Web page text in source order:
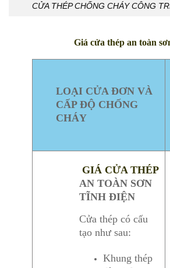
CỬA THÉP CHỐNG CHÁY CÔNG
Giá cửa thép an toàn
LOẠI CỬA ĐƠN VÀ
CẤP ĐỘ CHỐNG
CHÁY
GIÁ CỬA THÉP
AN TOÀN SƠN
TĨNH ĐIỆN
Cửa thép có cấu
tạo như sau:
Khung thép